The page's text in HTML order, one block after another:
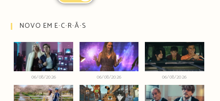
NOVO EM E∙C∙R∙Ã∙S
06/08/2026 06/08/2026 06/08/2026